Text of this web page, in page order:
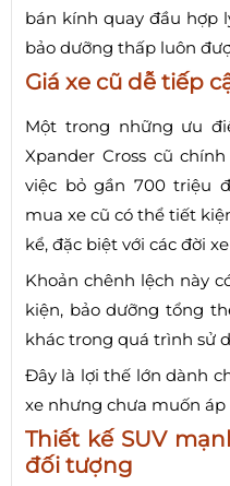
bán kính quay đầu hợp
bảo dưỡng thấp luôn
Giá xe cũ dễ tiếp
Một trong những ưu
Xpander Cross cũ
việc bỏ gần 700 triệu
mua xe cũ có thể tiết
kể, đặc biệt với các đời
Khoản chênh lệch này
kiện, bảo dưỡng tổng
khác trong quá trình sử
Đây là lợi thế lớn dành
xe nhưng chưa muốn
Thiết kế SUV
đối tượng